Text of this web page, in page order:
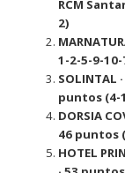
RCM
2)
1-2-5-9-10-
SOLINTAL
puntos (4-
DORSIA
46 puntos
HOTEL